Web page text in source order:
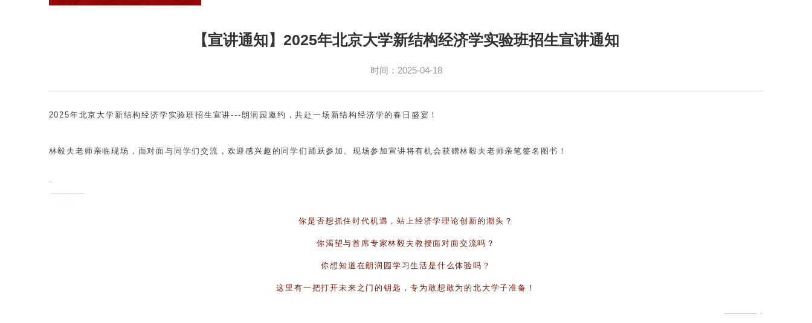
【宣讲通知】2025年北京大学新结构经济学实验班招生宣讲通知
时间：2025-04-18
2025年北京大学新结构经济学实验班招生宣讲---朗润园邀约，共赴一场新结构经济学的春日盛宴！
林毅夫老师亲临现场，面对面与同学们交流，欢迎感兴趣的同学们踊跃参加。现场参加宣讲将有机会获赠林毅夫老师亲笔签名图书！
“
你是否想抓住时代机遇，站上经济学理论创新的潮头？
你渴望与首席专家林毅夫教授面对面交流吗？
你想知道在朗润园学习生活是什么体验吗？
这里有一把打开未来之门的钥匙，专为敢想敢为的北大学子准备！
”